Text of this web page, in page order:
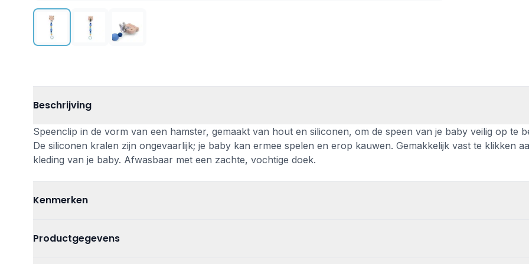
Beschrijving
Speenclip in de vorm van een hamster, gemaakt van hout en siliconen, om de speen van je baby veilig op te
De siliconen kralen zijn ongevaarlijk; je baby kan ermee spelen en erop kauwen. Gemakkelijk vast te klikken
kleding van je baby. Afwasbaar met een zachte, vochtige doek.
Kenmerken
Productgegevens